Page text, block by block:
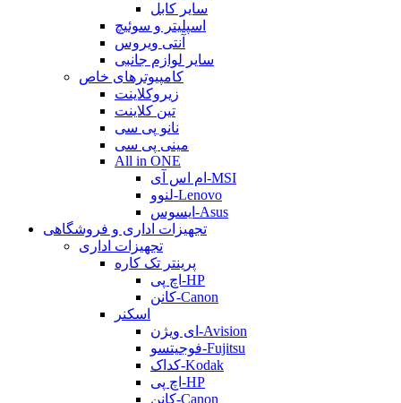
سایر کابل
اسپلیتر و سوئیچ
آنتی ویروس
سایر لوازم جانبی
کامپیوترهای خاص
زیروکلاینت
تین کلاینت
نانو پی سی
مینی پی سی
All in ONE
ام اس آی-MSI
لنوو-Lenovo
ایسوس-Asus
تجهیزات اداری و فروشگاهی
تجهیزات اداری
پرینتر تک کاره
اچ پی-HP
کانن-Canon
اسکنر
ای ویژن-Avision
فوجیتسو-Fujitsu
کداک-Kodak
اچ پی-HP
کانن-Canon